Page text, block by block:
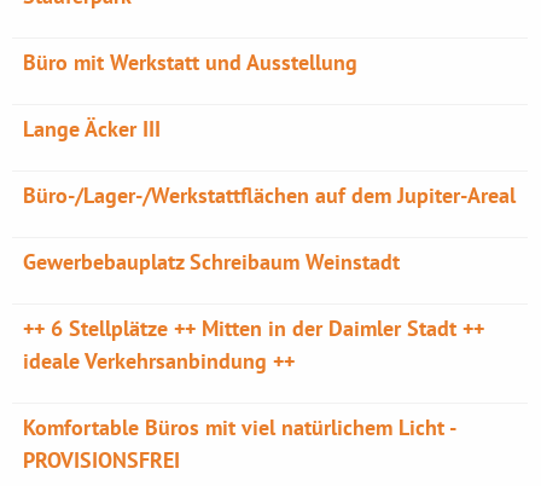
Büro mit Werkstatt und Ausstellung
Lange Äcker III
Büro-/Lager-/Werkstattflächen auf dem Jupiter-Areal
Gewerbebauplatz Schreibaum Weinstadt
++ 6 Stellplätze ++ Mitten in der Daimler Stadt ++
ideale Verkehrsanbindung ++
Komfortable Büros mit viel natürlichem Licht -
PROVISIONSFREI